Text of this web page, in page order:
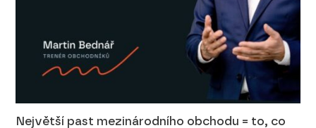
Největší past mezinárodního obchodu = to, co